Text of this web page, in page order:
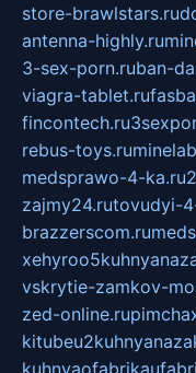
store-brawlstars.ru
antenna-highly.ru
3-sex-porn.ruban-
viagra-tablet.ru
fincontech.ru
rebus-toys.ru
medsprawo-4-ka.ru
zajmy24.rutovudyi-
brazzerscom.ru
vskrytie-zamkov-
zed-online.ru